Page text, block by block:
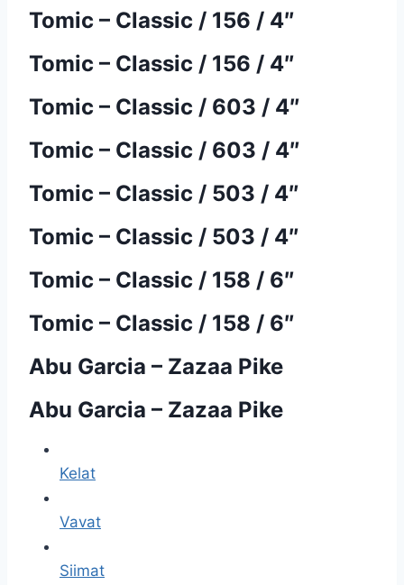
Tomic – Classic / 156 / 4″
Tomic – Classic / 156 / 4″
Tomic – Classic / 603 / 4″
Tomic – Classic / 603 / 4″
Tomic – Classic / 503 / 4″
Tomic – Classic / 503 / 4″
Tomic – Classic / 158 / 6″
Tomic – Classic / 158 / 6″
Abu Garcia – Zazaa Pike
Abu Garcia – Zazaa Pike
Kelat
Vavat
Siimat